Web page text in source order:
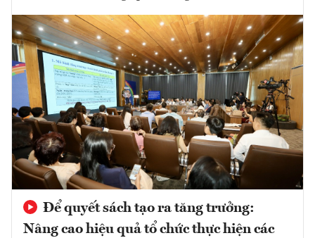
Để quyết sách tạo ra tăng trưởng:
Nâng cao hiệu quả tổ chức thực hiện các